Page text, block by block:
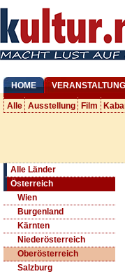
HOME
Alle Ausstellung Film
Alle Länder
Österreich
Wien
Burgenland
Kärnten
Niederösterreich
Oberösterreich
Salzburg